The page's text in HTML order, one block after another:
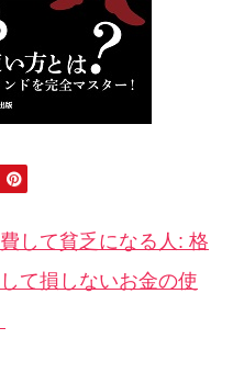
して貧乏になる人: 格
て損しないお金の使